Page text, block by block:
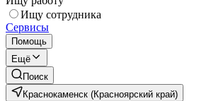
Ищу сотрудника
Сервисы
Помощь
Ещё
Поиск
Краснокаменск (Красноярский край)